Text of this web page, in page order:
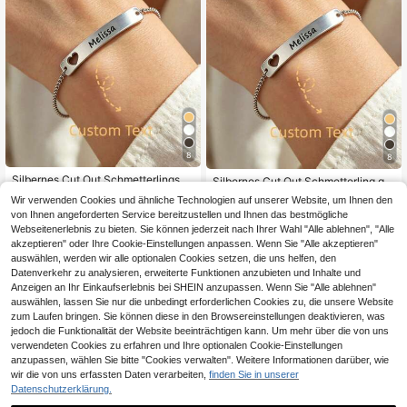
8
Silbernes Cut Out Schmetterlings-A
iertes Armband-Set, Edelstahlmater
ial, hochwertiges gebogenes Marke
n-Armband
10,44€
8
Silbernes Cut Out Schmetterling gra
viertes Armband, Unisex, DIY perso
nalisiertes graviertes Armband Set,
Edelstahl Material, hochwertiges ge
bogenes Marken personalisiertes Ar
mband
10,96€
Wir verwenden Cookies und ähnliche Technologien auf unserer Website, um Ihnen den
von Ihnen angeforderten Service bereitzustellen und Ihnen das bestmögliche
Webseitenerlebnis zu bieten. Sie können jederzeit nach Ihrer Wahl "Alle ablehnen", "Alle
akzeptieren" oder Ihre Cookie-Einstellungen anpassen. Wenn Sie "Alle akzeptieren"
auswählen, werden wir alle optionalen Cookies setzen, die uns helfen, den
Datenverkehr zu analysieren, erweiterte Funktionen anzubieten und Inhalte und
Anzeigen an Ihr Einkaufserlebnis bei SHEIN anzupassen. Wenn Sie "Alle ablehnen"
auswählen, lassen Sie nur die unbedingt erforderlichen Cookies zu, die unsere Website
zum Laufen bringen. Sie können diese in den Browsereinstellungen deaktivieren, was
jedoch die Funktionalität der Website beeinträchtigen kann. Um mehr über die von uns
verwendeten Cookies zu erfahren und Ihre optionalen Cookie-Einstellungen
anzupassen, wählen Sie bitte "Cookies verwalten". Weitere Informationen darüber, wie
wir die von uns erfassten Daten verarbeiten, finden Sie in unserer
Datenschutzerklärung.